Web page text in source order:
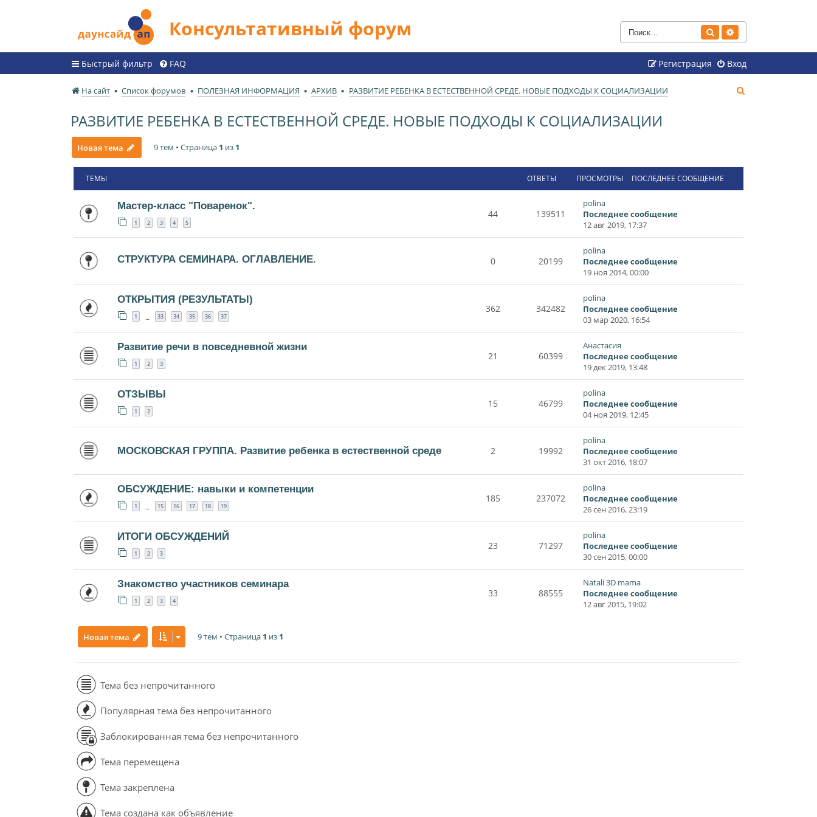
Консультативный форум Поиск
Быстрый фильтр FAQ Вход
Регистрация
На сайт Список форумов ПОЛЕЗНАЯ ИНФОРМАЦИЯ АРХИВ РАЗВИТИЕ РЕБЕНКА В ЕСТЕСТВЕННОЙ СРЕДЕ. НОВЫЕ ПОДХОДЫ К СОЦИАЛИЗАЦИИ
РАЗВИТИЕ РЕБЕНКА В ЕСТЕСТВЕННОЙ СРЕДЕ. НОВЫЕ ПОДХОДЫ К СОЦИАЛИЗАЦИИ
Новая тема 9 тем • Страница 1 из 1
ТЕМЫ ОТВЕТЫ ПРОСМОТРЫ ПОСЛЕДНЕЕ СООБЩЕНИЕ
Мастер-класс "Поваренок".
1 2 3 4 5
44 139511
polina
Последнее сообщение
12 авг 2019, 17:37
СТРУКТУРА СЕМИНАРА. ОГЛАВЛЕНИЕ. 0 20199
polina
Последнее сообщение
19 ноя 2014, 00:00
ОТКРЫТИЯ (РЕЗУЛЬТАТЫ)
1 33 34 35 36 37
362 342482
polina
Последнее сообщение
03 мар 2020, 16:54
Развитие речи в повседневной жизни
1 2 3
21 60399
Анастасия
Последнее сообщение
19 дек 2019, 13:48
ОТЗЫВЫ
1 2
15 46799
polina
Последнее сообщение
04 ноя 2019, 12:45
МОСКОВСКАЯ ГРУППА. Развитие ребенка в естественной среде 2 19992
polina
Последнее сообщение
31 окт 2016, 18:07
ОБСУЖДЕНИЕ: навыки и компетенции
1 15 16 17 18 19
185 237072
polina
Последнее сообщение
26 сен 2016, 23:19
ИТОГИ ОБСУЖДЕНИЙ
1 2 3
23 71297
polina
Последнее сообщение
30 сен 2015, 00:00
Знакомство участников семинара
1 2 3 4
33 88555
Natali 3D mama
Последнее сообщение
12 авг 2015, 19:02
Новая тема 9 тем • Страница 1 из 1
Тема без непрочитанного
Популярная тема без непрочитанного
Заблокированная тема без непрочитанного
Тема перемещена
Тема закреплена
Тема создана как объявление